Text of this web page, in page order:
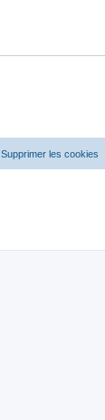
Supprimer les cookies